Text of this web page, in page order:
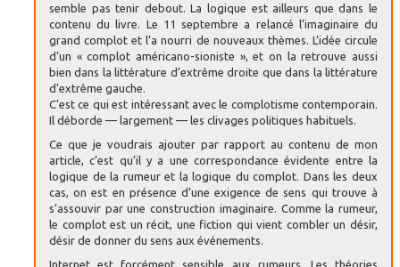
semble pas tenir debout. La logique est ailleurs que dans le
contenu du livre. Le 11 septembre a relancé l’imaginaire du
grand complot et l’a nourri de nouveaux thèmes. L’idée circule
d’un « complot américano-sioniste », et on la retrouve aussi
bien dans la littérature d’extrême droite que dans la littérature
d’extrême gauche.
C’est ce qui est intéressant avec le complotisme contemporain.
Il déborde — largement — les clivages politiques habituels.
Ce que je voudrais ajouter par rapport au contenu de mon
article, c’est qu’il y a une correspondance évidente entre la
logique de la rumeur et la logique du complot. Dans les deux
cas, on est en présence d’une exigence de sens qui trouve à
s’assouvir par une construction imaginaire. Comme la rumeur,
le complot est un récit, une fiction qui vient combler un désir,
désir de donner du sens aux événements.
Internet est forcément sensible aux rumeurs. Les théories